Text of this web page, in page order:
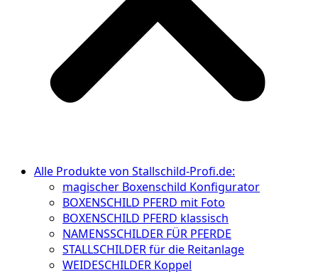
Alle Produkte von Stallschild-Profi.de:
magischer Boxenschild Konfigurator
BOXENSCHILD PFERD mit Foto
BOXENSCHILD PFERD klassisch
NAMENSSCHILDER FÜR PFERDE
STALLSCHILDER für die Reitanlage
WEIDESCHILDER Koppel